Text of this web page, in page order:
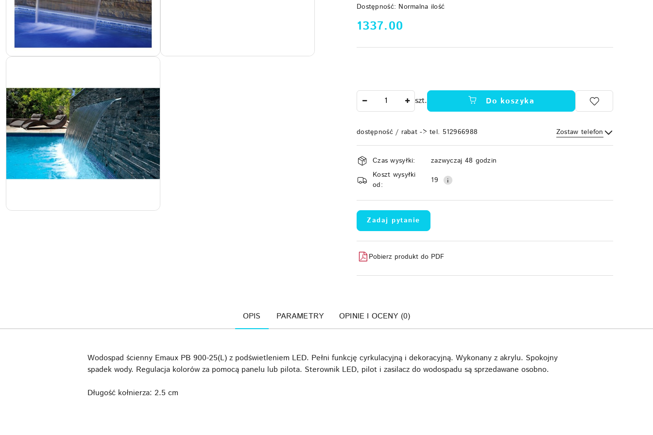
Dostępność: Normalna ilość
cena:
1337.00
szt. Do koszyka
dostępność / rabat -> tel. 512966988 Zostaw telefon
Wyślij
Dostępność
i
dostawa
Czas wysyłki:
zazwyczaj 48 godzin
Koszt wysyłki
od:
19
Zadaj pytanie
Pobierz produkt do PDF
OPIS PARAMETRY OPINIE I OCENY (0)
Wodospad ścienny Emaux PB 900-25(L) z podświetleniem LED. Pełni funkcję cyrkulacyjną i dekoracyjną. Wykonany z akrylu. Spokojny
spadek wody. Regulacja kolorów za pomocą panelu lub pilota. Sterownik LED, pilot i zasilacz do wodospadu są sprzedawane osobno.
Długość kołnierza: 2.5 cm